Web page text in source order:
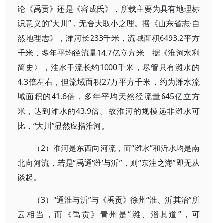
论《禹贡》还是《容成氏》，所载主要为具有地理标
识意义的“大川”，无舍大取小之理。据《山东省志·自
然地理志》，潍河长233千米，流域面积6493.2平方
千米，多年平均径流量14.7亿立方米。据《淮河水利
简史》，淮水干流长约1000千米，尽管只有潍水的
4.3倍左右，但流域面积27万平方千米，约为潍水流
域面积的41.6倍，多年平均天然径流量645亿立方
米，达到潍水的43.9倍。故淮河的规模远非潍水可
比，“大川”显然应指淮河。
（2）淮河是东西向河流，而“潍水”和沂水均是南
北向河流，若是“禹通‘潍’与沂”，则“东注之海”即无从
谈起。
（3）“通淮与沂”与《禹贡》徐州“淮、沂其治”所
云相当，而《禹贡》青州是“潍、淄其道”，可